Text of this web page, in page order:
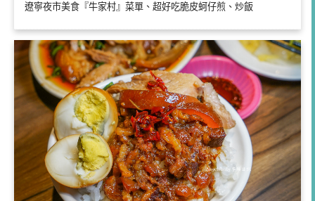
遼寧夜市美食『牛家村』菜單、超好吃脆皮蚵仔煎、炒飯